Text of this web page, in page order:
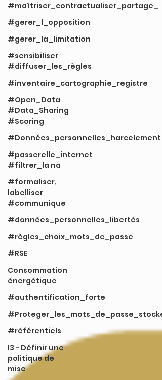
#maîtriser_contractualiser_partage_
#gerer_l_opposition
#gerer_la_limitation
#sensibiliser
#diffuser_les_règles
#inventaire_cartographie_registre
#Open_Data
#Data_Sharing
#Scoring
#Données_personnelles_harcelement
#passerelle_internet
#filtrer_la na
#formaliser,
labelliser
#communique
#données_personnelles_libertés
#règles_choix_mots_de_passe
#RSE
Consommation
énergétique
#authentification_forte
#référentiels
I3 - Définir une
politique de
mise